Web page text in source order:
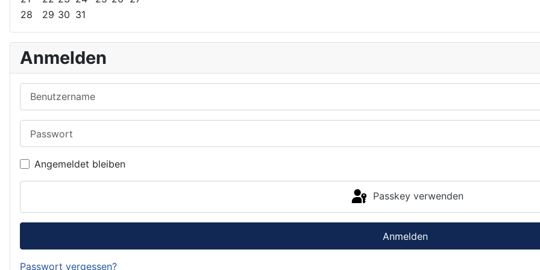
28
29 30 31
Anmelden
Angemeldet bleiben
Passkey verwenden
Anmelden
Passwort vergessen?